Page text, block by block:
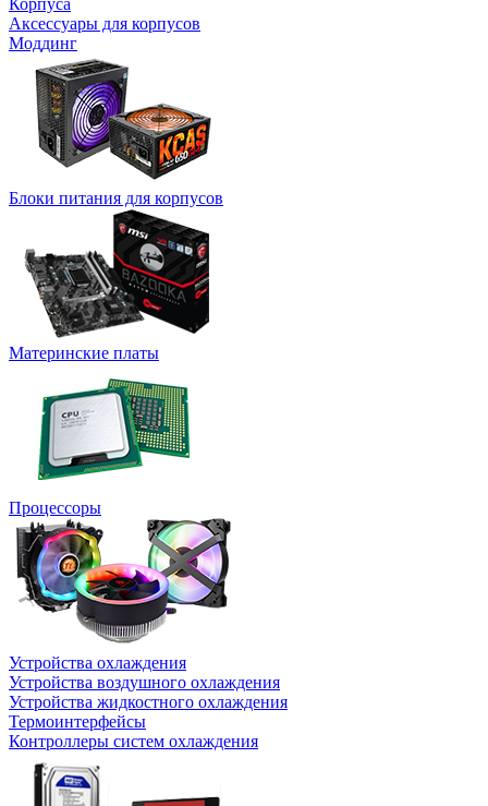
Корпуса
Аксессуары для корпусов
Моддинг
Блоки питания для корпусов
Материнские платы
Процессоры
Устройства охлаждения
Устройства воздушного охлаждения
Устройства жидкостного охлаждения
Термоинтерфейсы
Контроллеры систем охлаждения